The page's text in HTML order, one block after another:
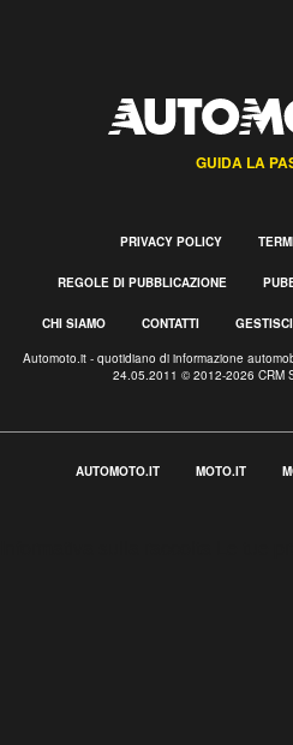
GUIDA LA
PRIVACY POLICY
REGOLE DI PUBBLICAZIONE
CHI SIAMO CONTATTI
Automoto.it - quotidiano di informazione
24.05.2011 © 2012-2026 CRM
AUTOMOTO.IT MOTO.IT